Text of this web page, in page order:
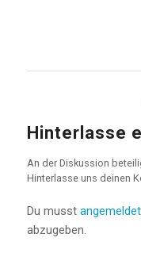
Hinterlasse
An der Diskussion
Hinterlasse uns deinen
Du musst angemeldet
abzugeben.